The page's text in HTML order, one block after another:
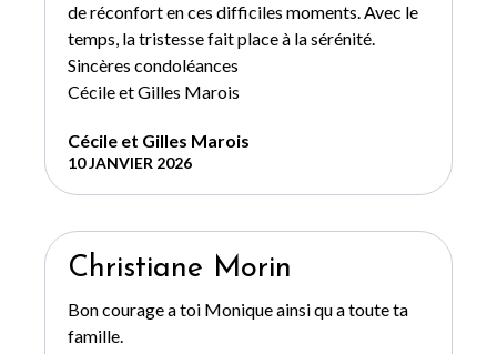
de réconfort en ces difficiles moments. Avec le
temps, la tristesse fait place à la sérénité.
Sincères condoléances
Cécile et Gilles Marois
Cécile et Gilles Marois
10 JANVIER 2026
Christiane Morin
Bon courage a toi Monique ainsi qu a toute ta
famille.